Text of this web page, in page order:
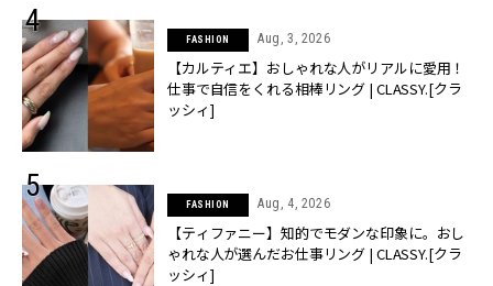
FASHION Aug, 3, 2026
【カルティエ】おしゃれな人がリアルに愛用！
仕事で自信をくれる相棒リング | CLASSY.[クラ
ッシィ]
FASHION Aug, 4, 2026
【ティファニー】知的でモダンな印象に。おし
ゃれな人が選んだお仕事リング | CLASSY.[クラ
ッシィ]